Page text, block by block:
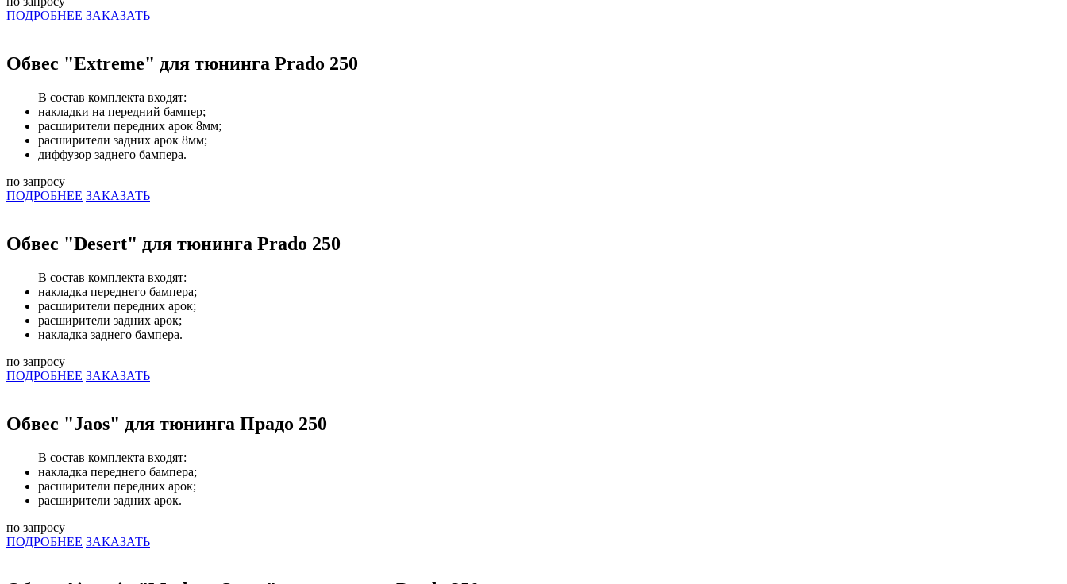
ПОДРОБНЕЕ ЗАКАЗАТЬ
Обвес "Extreme" для тюнинга Prado 250
В состав комплекта входят:
накладки на передний бампер;
расширители передних арок 8мм;
расширители задних арок 8мм;
диффузор заднего бампера.
по запросу
ПОДРОБНЕЕ ЗАКАЗАТЬ
Обвес "Desert" для тюнинга Prado 250
В состав комплекта входят:
накладка переднего бампера;
расширители передних арок;
расширители задних арок;
накладка заднего бампера.
по запросу
ПОДРОБНЕЕ ЗАКАЗАТЬ
Обвес "Jaos" для тюнинга Прадо 250
В состав комплекта входят:
накладка переднего бампера;
расширители передних арок;
расширители задних арок.
по запросу
ПОДРОБНЕЕ ЗАКАЗАТЬ